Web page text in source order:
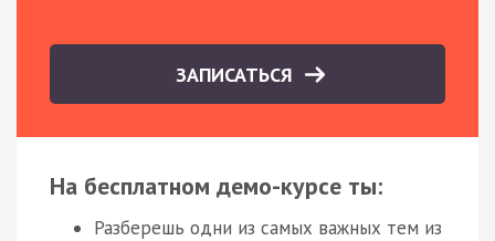
ЗАПИСАТЬСЯ
На бесплатном демо-курсе ты:
Разберешь одни из самых важных тем из